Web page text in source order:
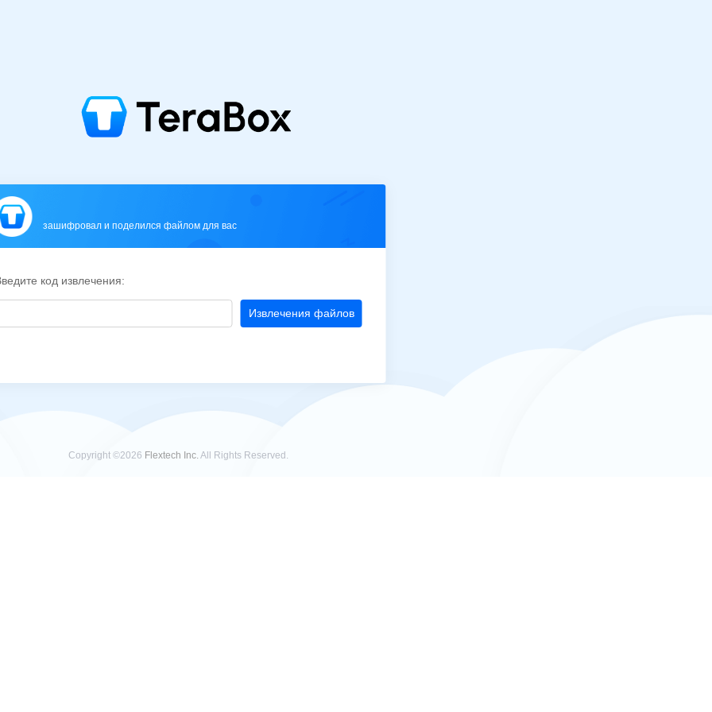
зашифровал и поделился файлом для вас
код извлечения:
Извлечения файлов
Copyright ©2026 Flextech Inc.All Rights Reserved.